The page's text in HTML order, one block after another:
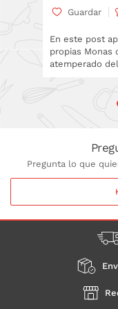
Guardar
En este post
propias Monas
atemperado
Pregunta lo que